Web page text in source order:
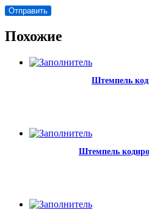
Похожие
Штемпель
Штемпель